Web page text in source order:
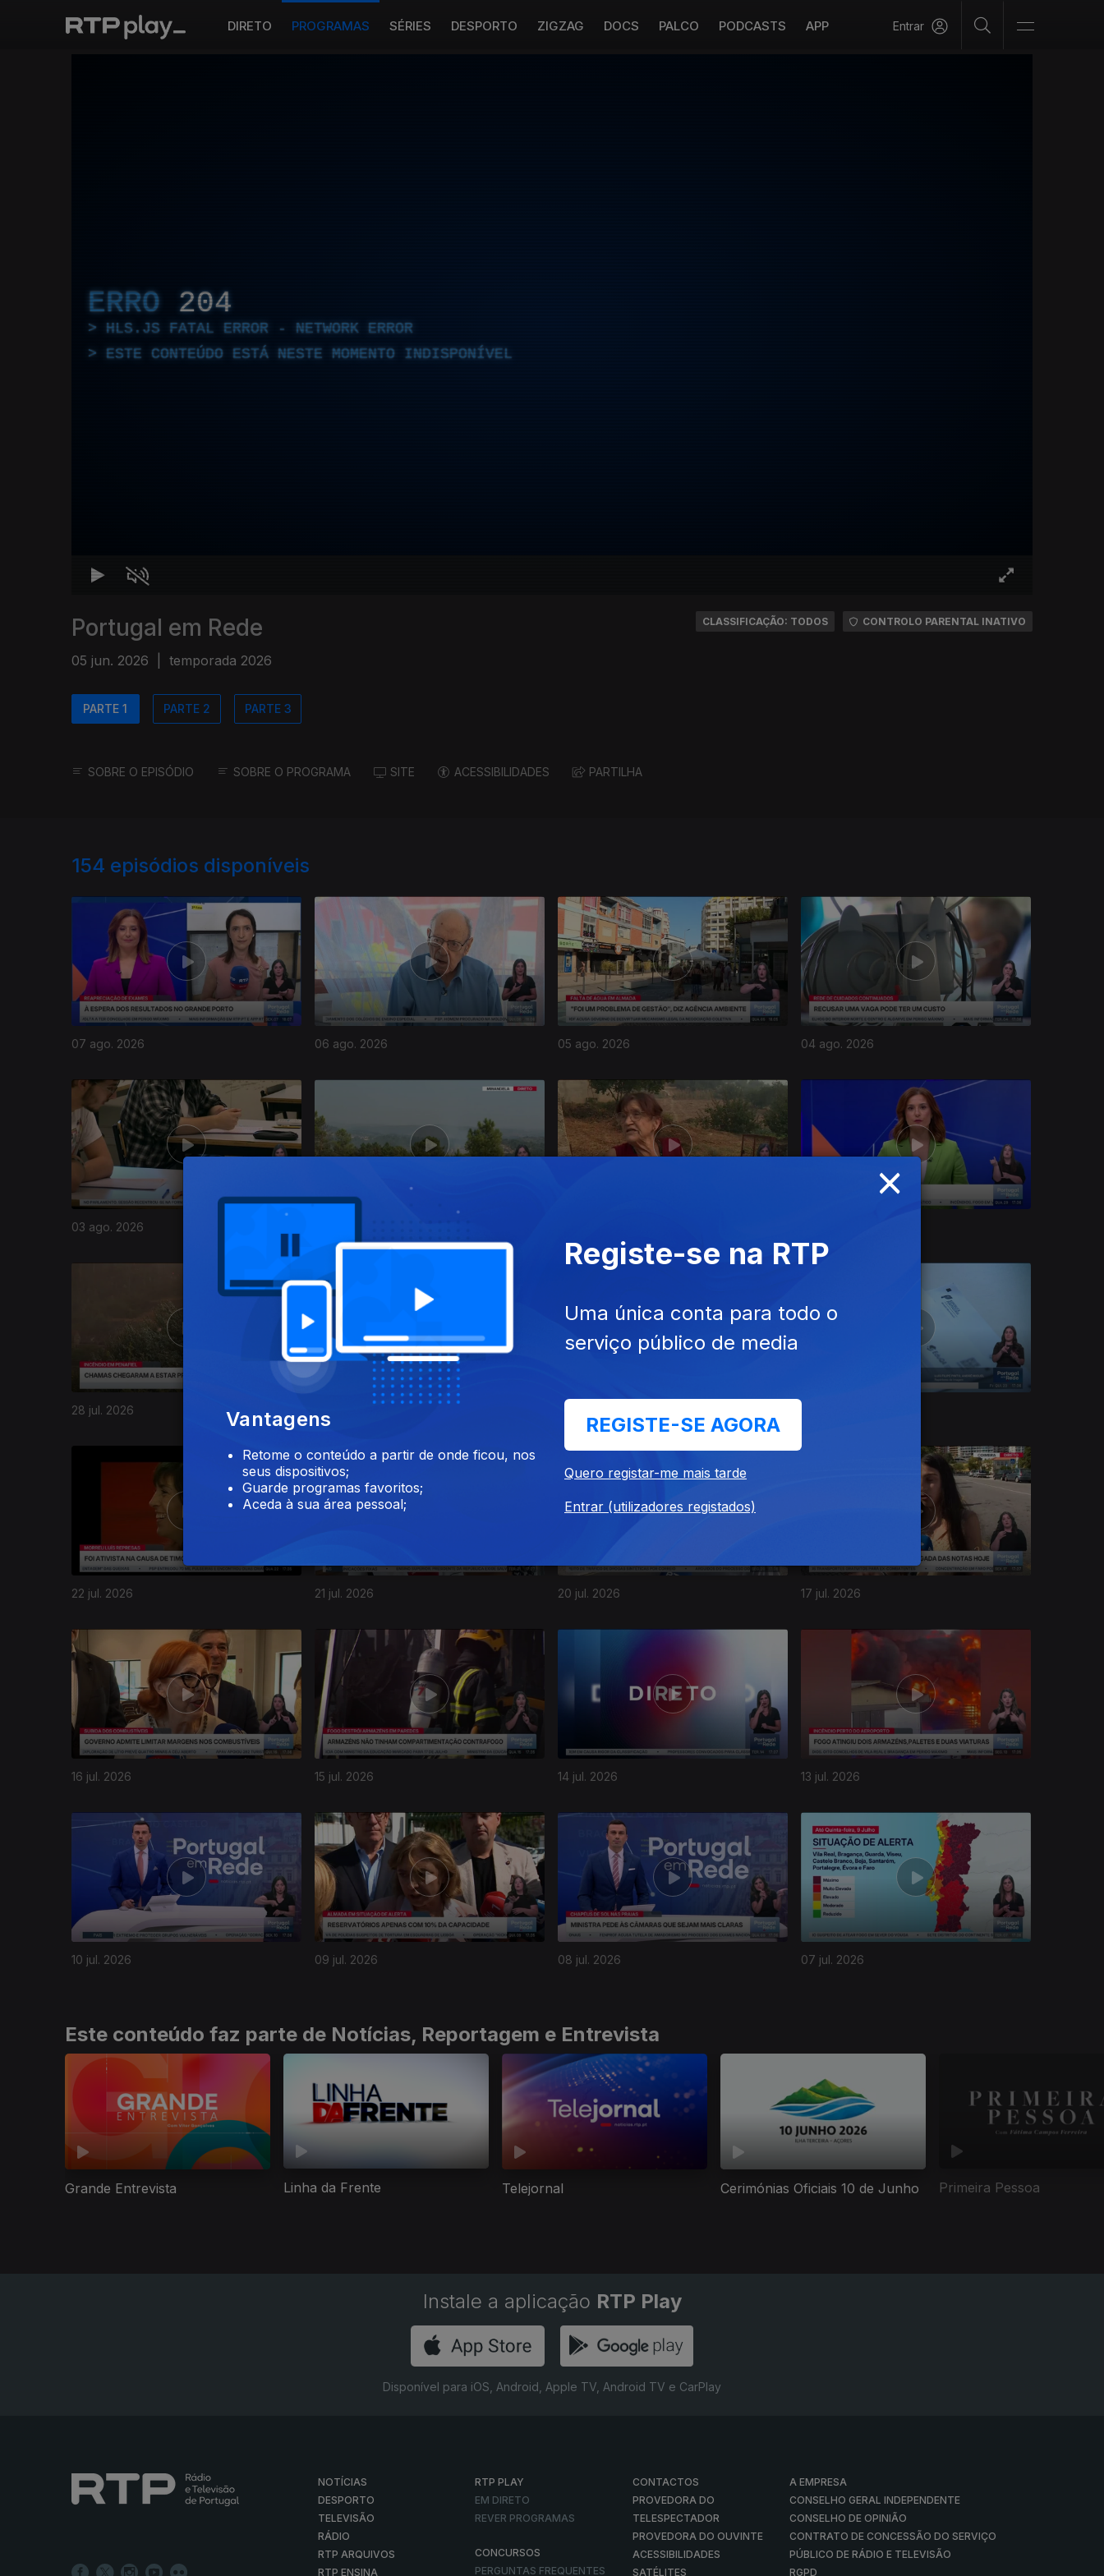
DIRETO PROGRAMAS SÉRIES DESPORTO ZIGZAG DOCS PALCO PODCASTS APP Entrar
ERRO 204
HLS.JS FATAL ERROR - NETWORK ERROR
ESTE CONTEÚDO ESTÁ NESTE MOMENTO INDISPONÍVEL
Portugal em Rede
05 jun. 2026 temporada 2026
CLASSIFICAÇÃO: TODOS CONTROLO PARENTAL INATIVO
PARTE 1 PARTE 2 PARTE 3
SOBRE O EPISÓDIO SOBRE O PROGRAMA SITE ACESSIBILIDADES PARTILHA
154 episódios disponíveis
07 ago. 2026 06 ago. 2026 05 ago. 2026 04 ago. 2026
03 ago. 2026
28 jul. 2026
22 jul. 2026 21 jul. 2026 20 jul. 2026 17 jul. 2026
16 jul. 2026 15 jul. 2026 14 jul. 2026 13 jul. 2026
10 jul. 2026 09 jul. 2026 08 jul. 2026 07 jul. 2026
941182
Este conteúdo faz parte de Notícias, Reportagem e Entrevista
Grande Entrevista Linha da Frente Telejornal Cerimónias Oficiais 10 de Junho Primeira Pessoa
Instale a aplicação RTP Play
Disponível para iOS, Android, Apple TV, Android TV e CarPlay
NOTÍCIAS
DESPORTO
TELEVISÃO
RÁDIO
RTP ARQUIVOS
RTP ENSINA
RTP PLAY
EM DIRETO
REVER PROGRAMAS
CONCURSOS
PERGUNTAS FREQUENTES
CONTACTOS
PROVEDORA DO
TELESPECTADOR
PROVEDORA DO OUVINTE
ACESSIBILIDADES
SATÉLITES
A EMPRESA
CONSELHO GERAL INDEPENDENTE
CONSELHO DE OPINIÃO
CONTRATO DE CONCESSÃO DO SERVIÇO
PÚBLICO DE RÁDIO E TELEVISÃO
RGPD
×
Vantagens
Retome o conteúdo a partir de onde ficou, nos
seus dispositivos;
Guarde programas favoritos;
Aceda à sua área pessoal;
Registe-se na RTP
Uma única conta para todo o
serviço público de media
REGISTE-SE AGORA
Quero registar-me mais tarde
Entrar (utilizadores registados)